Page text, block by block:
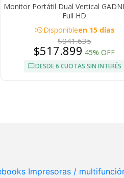
Monitor Portátil Dual Vertical
Full HD
acuteDisponibleen 15 días
$941.635
$517.899 45% OFF
DESDE 6 CUOTAS SIN INTERÉS
Impresoras /